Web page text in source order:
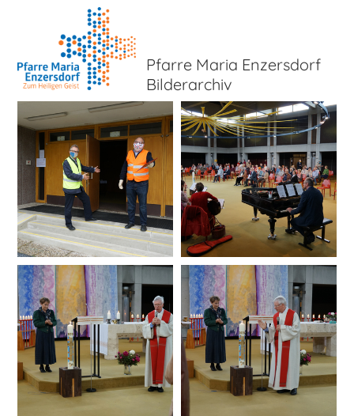
Pfarre Maria Enzersdorf
Bilderarchiv